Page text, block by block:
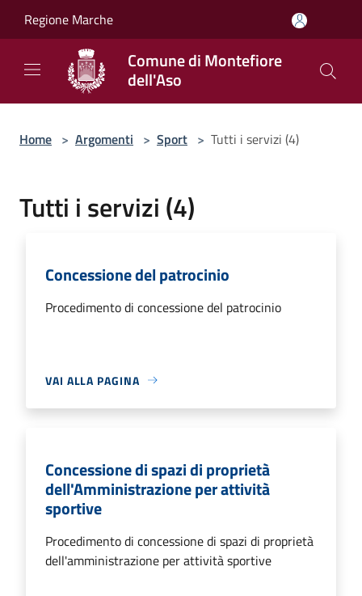
Regione Marche
Comune di Montefiore
dell'Aso
Home > Argomenti > Sport > Tutti i servizi (4)
Tutti i servizi (4)
Concessione del patrocinio
Procedimento di concessione del patrocinio
VAI ALLA PAGINA
Concessione di spazi di proprietà
dell'Amministrazione per attività
sportive
Procedimento di concessione di spazi di proprietà
dell'amministrazione per attività sportive